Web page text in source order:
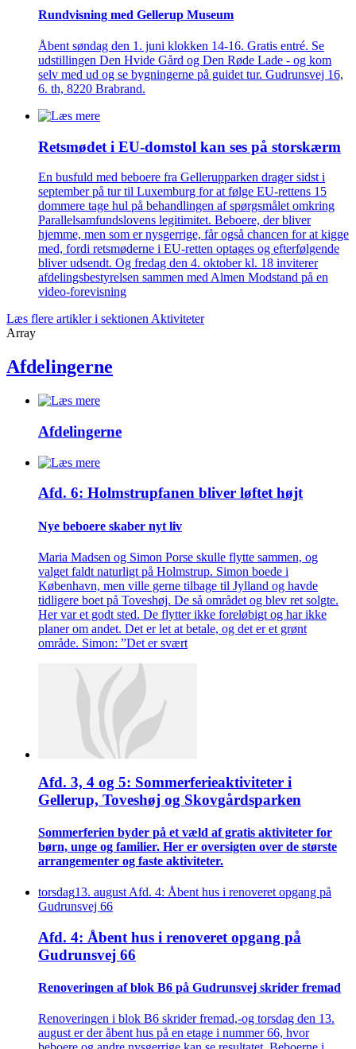
Rundvisning med Gellerup Museum
Åbent søndag den 1. juni klokken 14-16. Gratis entré. Se
udstillingen Den Hvide Gård og Den Røde Lade - og kom
selv med ud og se bygningerne på guidet tur. Gudrunsvej 16,
6. th, 8220 Brabrand.
Retsmødet i EU-domstol kan ses på storskærm
En busfuld med beboere fra Gellerupparken drager sidst i
september på tur til Luxemburg for at følge EU-rettens 15
dommere tage hul på behandlingen af spørgsmålet omkring
Parallelsamfundslovens legitimitet. Beboere, der bliver
hjemme, men som er nysgerrige, får også chancen for at kigge
med, fordi retsmøderne i EU-retten optages og efterfølgende
bliver udsendt. Og fredag den 4. oktober kl. 18 inviterer
afdelingsbestyrelsen sammen med Almen Modstand på en
video-forevisning
Læs flere artikler i sektionen Aktiviteter
Array
Afdelingerne
Afdelingerne
Afd. 6: Holmstrupfanen bliver løftet højt
Nye beboere skaber nyt liv
Maria Madsen og Simon Porse skulle flytte sammen, og
valget faldt naturligt på Holmstrup. Simon boede i
København, men ville gerne tilbage til Jylland og havde
tidligere boet på Toveshøj. De så området og blev ret solgte.
Her var et godt sted. De flytter ikke foreløbigt og har ikke
planer om andet. Det er let at betale, og det er et grønt
område. Simon: ”Det er svært
Afd. 3, 4 og 5: Sommer­ferie­aktiviteter i
Gellerup, Toveshøj og Skovgårds­parken
Sommer­ferien byder på et væld af gratis aktiviteter for
børn, unge og familier. Her er oversigten over de største
arrangementer og faste aktiviteter.
torsdag13. august Afd. 4: Åbent hus i renoveret opgang på
Gudrunsvej 66
Afd. 4: Åbent hus i renoveret opgang på
Gudrunsvej 66
Renove­ringen af blok B6 på Gudrunsvej skrider fremad
Renoveringen i blok B6 skrider fremad,-og torsdag den 13.
august er der åbent hus på en etage i nummer 66, hvor